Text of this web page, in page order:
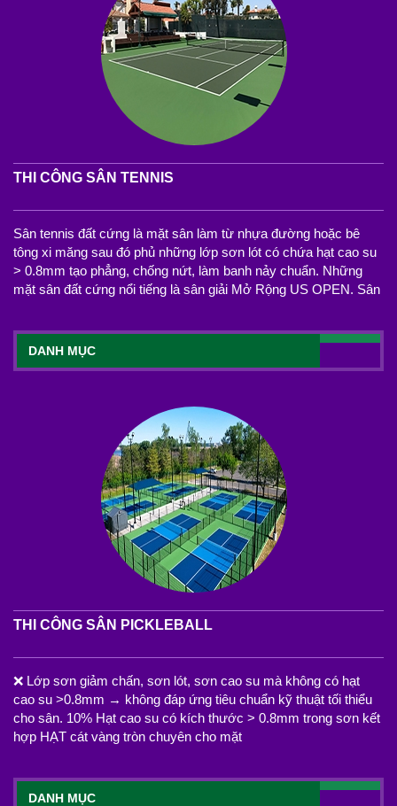
THI CÔNG SÂN TENNIS
Sân tennis đất cứng là mặt sân làm từ nhựa đường hoặc bê
tông xi măng sau đó phủ những lớp sơn lót có chứa hạt cao su
> 0.8mm tạo phẳng, chống nứt, làm banh nảy chuẩn. Những
mặt sân đất cứng nổi tiếng là sân giải Mở Rộng US OPEN. Sân
DANH MỤC
THI CÔNG SÂN PICKLEBALL
❌ Lớp sơn giảm chấn, sơn lót, sơn cao su mà không có hạt
cao su >0.8mm → không đáp ứng tiêu chuẩn kỹ thuật tối thiểu
cho sân. 10% Hạt cao su có kích thước > 0.8mm trong sơn kết
hợp HẠT cát vàng tròn chuyên cho mặt
DANH MỤC